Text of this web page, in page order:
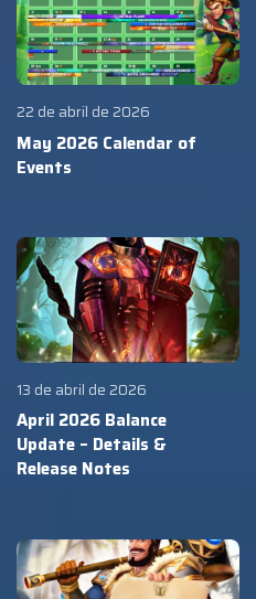
22 de abril de 2026
May 2026 Calendar of
Events
13 de abril de 2026
April 2026 Balance
Update – Details &
Release Notes